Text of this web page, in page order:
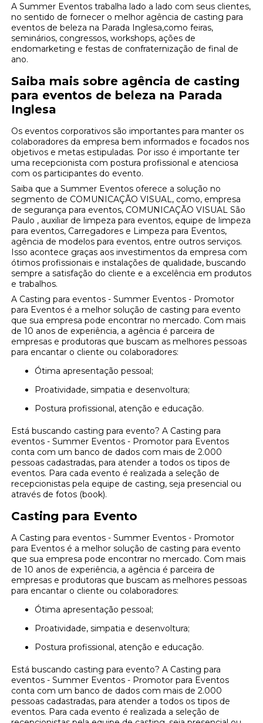
A Summer Eventos trabalha lado a lado com seus clientes,
no sentido de fornecer o melhor agência de casting para
eventos de beleza na Parada Inglesa,como feiras,
seminários, congressos, workshops, ações de
endomarketing e festas de confraternização de final de
ano.
Saiba mais sobre agência de casting
para eventos de beleza na Parada
Inglesa
Os eventos corporativos são importantes para manter os
colaboradores da empresa bem informados e focados nos
objetivos e metas estipuladas. Por isso é importante ter
uma recepcionista com postura profissional e atenciosa
com os participantes do evento.
Saiba que a Summer Eventos oferece a solução no
segmento de COMUNICAÇÃO VISUAL, como, empresa
de segurança para eventos, COMUNICAÇÃO VISUAL São
Paulo , auxiliar de limpeza para eventos, equipe de limpeza
para eventos, Carregadores e Limpeza para Eventos,
agência de modelos para eventos, entre outros serviços.
Isso acontece graças aos investimentos da empresa com
ótimos profissionais e instalações de qualidade, buscando
sempre a satisfação do cliente e a excelência em produtos
e trabalhos.
A Casting para eventos - Summer Eventos - Promotor
para Eventos é a melhor solução de casting para evento
que sua empresa pode encontrar no mercado. Com mais
de 10 anos de experiência, a agência é parceira de
empresas e produtoras que buscam as melhores pessoas
para encantar o cliente ou colaboradores:
Ótima apresentação pessoal;
Proatividade, simpatia e desenvoltura;
Postura profissional, atenção e educação.
Está buscando casting para evento? A Casting para
eventos - Summer Eventos - Promotor para Eventos
conta com um banco de dados com mais de 2.000
pessoas cadastradas, para atender a todos os tipos de
eventos. Para cada evento é realizada a seleção de
recepcionistas pela equipe de casting, seja presencial ou
através de fotos (book).
Casting para Evento
A Casting para eventos - Summer Eventos - Promotor
para Eventos é a melhor solução de casting para evento
que sua empresa pode encontrar no mercado. Com mais
de 10 anos de experiência, a agência é parceira de
empresas e produtoras que buscam as melhores pessoas
para encantar o cliente ou colaboradores:
Ótima apresentação pessoal;
Proatividade, simpatia e desenvoltura;
Postura profissional, atenção e educação.
Está buscando casting para evento? A Casting para
eventos - Summer Eventos - Promotor para Eventos
conta com um banco de dados com mais de 2.000
pessoas cadastradas, para atender a todos os tipos de
eventos. Para cada evento é realizada a seleção de